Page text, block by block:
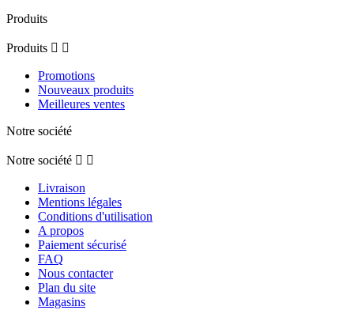
Produits
Produits  
Promotions
Nouveaux produits
Meilleures ventes
Notre société
Notre société  
Livraison
Mentions légales
Conditions d'utilisation
A propos
Paiement sécurisé
FAQ
Nous contacter
Plan du site
Magasins